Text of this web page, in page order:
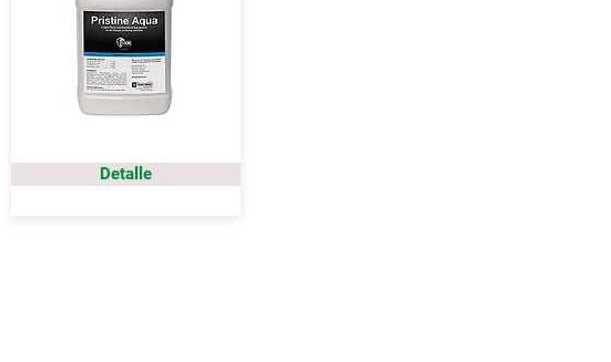
Detalle